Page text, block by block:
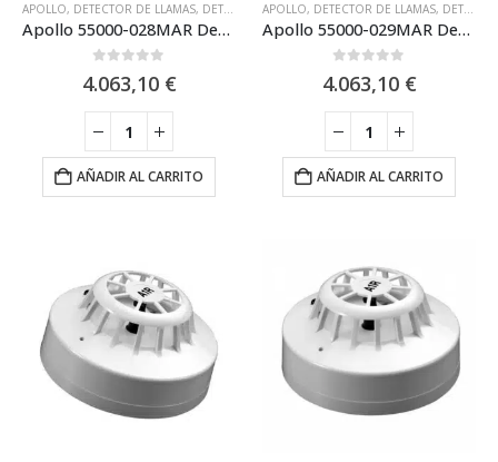
APOLLO, DETECTOR DE LLAMAS, DETECTOR DE LLAMAS IR + UV (DUAL) ,DETECTORES
Apollo 55000-028MAR Detector de llamas analogico marino (UV/IR2) XP95: montaje en base
4.063,10 €
AÑADIR AL CARRITO
APOLLO, DETECTOR DE LLAMAS, DETECTOR DE LLAMAS IR (INFRARROJO)
Apollo 55000-029MAR Detector Apollo analógico de llama IR3 montado en base XP95
4.063,10 €
AÑADIR AL CARRITO